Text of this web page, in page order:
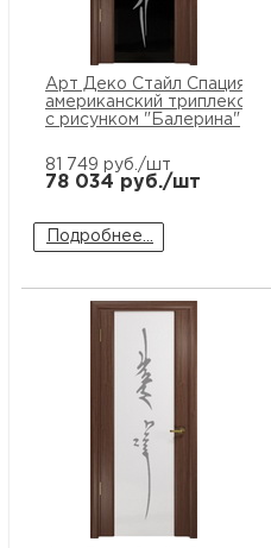
Арт Деко Стайл Спация-3
американский триплекс
с рисунком "Балерина"
81 749 руб./шт
78 034 руб./шт
Подробнее...